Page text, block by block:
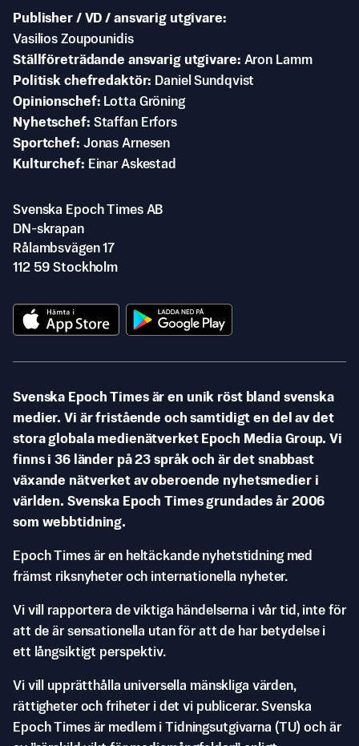
Publisher / VD / ansvarig utgivare
Vasilios Zoupounidis
Ställföreträdande ansvarig utgivare Aron Lamm
Politisk chefredaktör
Daniel Sundqvist
Opinionschef
Lotta Gröning
Nyhetschef Staffan Erfors
Sportchef Jonas Arnesen
Kulturchef
Einar Askestad
Svenska Epoch Times AB
DN-skrapan
Rålambsvägen 17
112 59 Stockholm
Svenska Epoch Times är en unik röst bland svenska
medier. Vi är fristående och samtidigt en del av det
stora globala medienätverket Epoch Media Group. Vi
finns i 36 länder på 23 språk och är det snabbast
växande nätverket av oberoende nyhetsmedier i
världen. Svenska Epoch Times grundades år 2006
som webbtidning.
Epoch Times är en heltäckande nyhetstidning med
främst riksnyheter och internationella nyheter.
Vi vill rapportera de viktiga händelserna i vår tid, inte för
att de är sensationella utan för att de har betydelse i
ett långsiktigt perspektiv.
Vi vill upprätthålla universella mänskliga värden,
rättigheter och friheter i det vi publicerar. Svenska
Epoch Times är medlem i Tidningsutgivarna (TU) och är